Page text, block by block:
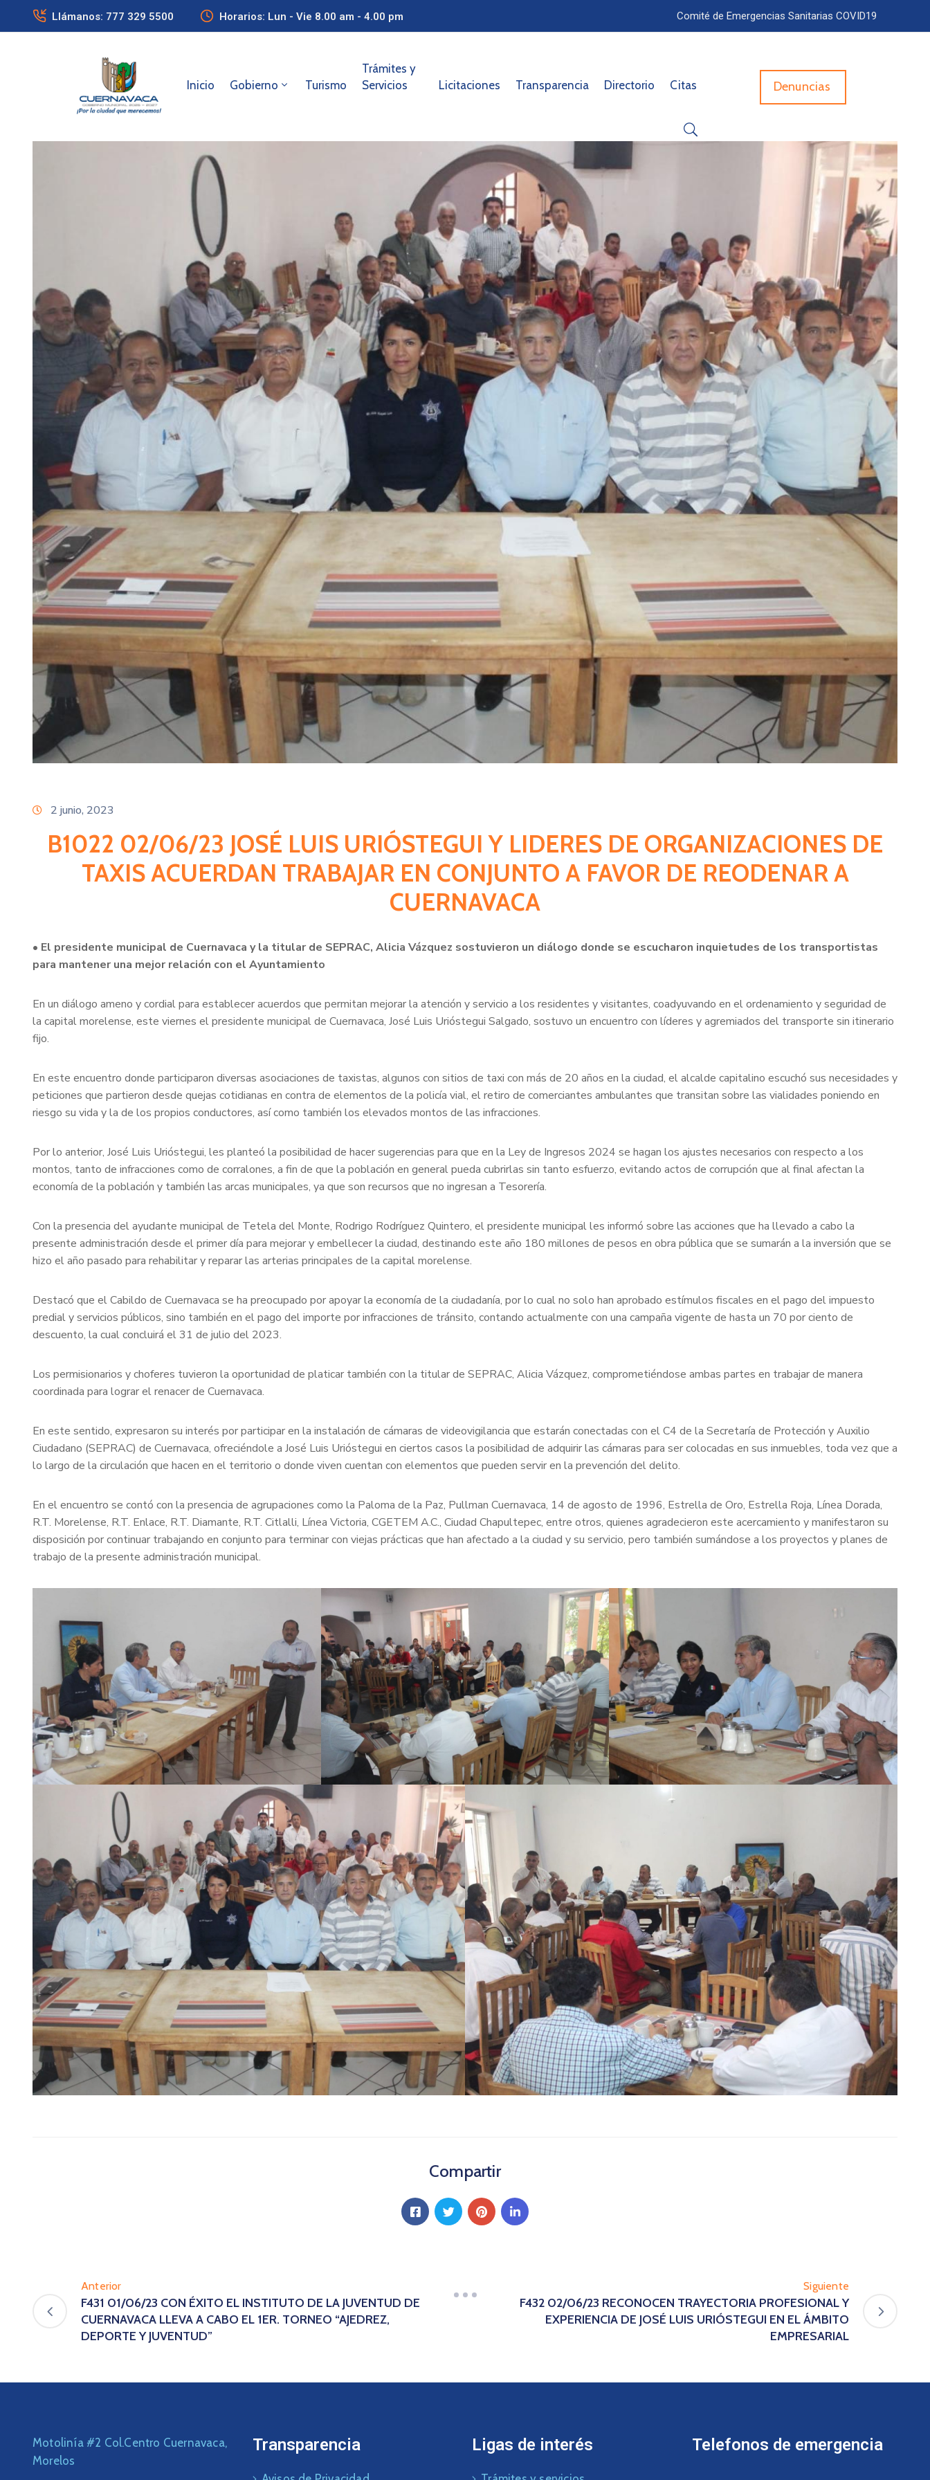
Llámanos: 777 329 5500 Horarios: Lun - Vie 8.00 am - 4.00 pm Comité de Emergencias Sanitarias COVID19
Inicio Gobierno Turismo
Trámites y
Servicios
Licitaciones Transparencia Directorio Citas Denuncias
2 junio, 2023
B1022 02/06/23 JOSÉ LUIS URIÓSTEGUI Y LIDERES DE ORGANIZACIONES DE
TAXIS ACUERDAN TRABAJAR EN CONJUNTO A FAVOR DE REODENAR A
CUERNAVACA
• El presidente municipal de Cuernavaca y la titular de SEPRAC, Alicia Vázquez sostuvieron un diálogo donde se escucharon inquietudes de los transportistas
para mantener una mejor relación con el Ayuntamiento
En un diálogo ameno y cordial para establecer acuerdos que permitan mejorar la atención y servicio a los residentes y visitantes, coadyuvando en el ordenamiento y seguridad de
la capital morelense, este viernes el presidente municipal de Cuernavaca, José Luis Urióstegui Salgado, sostuvo un encuentro con líderes y agremiados del transporte sin itinerario
fijo.
En este encuentro donde participaron diversas asociaciones de taxistas, algunos con sitios de taxi con más de 20 años en la ciudad, el alcalde capitalino escuchó sus necesidades y
peticiones que partieron desde quejas cotidianas en contra de elementos de la policía vial, el retiro de comerciantes ambulantes que transitan sobre las vialidades poniendo en
riesgo su vida y la de los propios conductores, así como también los elevados montos de las infracciones.
Por lo anterior, José Luis Urióstegui, les planteó la posibilidad de hacer sugerencias para que en la Ley de Ingresos 2024 se hagan los ajustes necesarios con respecto a los
montos, tanto de infracciones como de corralones, a fin de que la población en general pueda cubrirlas sin tanto esfuerzo, evitando actos de corrupción que al final afectan la
economía de la población y también las arcas municipales, ya que son recursos que no ingresan a Tesorería.
Con la presencia del ayudante municipal de Tetela del Monte, Rodrigo Rodríguez Quintero, el presidente municipal les informó sobre las acciones que ha llevado a cabo la
presente administración desde el primer día para mejorar y embellecer la ciudad, destinando este año 180 millones de pesos en obra pública que se sumarán a la inversión que se
hizo el año pasado para rehabilitar y reparar las arterias principales de la capital morelense.
Destacó que el Cabildo de Cuernavaca se ha preocupado por apoyar la economía de la ciudadanía, por lo cual no solo han aprobado estímulos fiscales en el pago del impuesto
predial y servicios públicos, sino también en el pago del importe por infracciones de tránsito, contando actualmente con una campaña vigente de hasta un 70 por ciento de
descuento, la cual concluirá el 31 de julio del 2023.
Los permisionarios y choferes tuvieron la oportunidad de platicar también con la titular de SEPRAC, Alicia Vázquez, comprometiéndose ambas partes en trabajar de manera
coordinada para lograr el renacer de Cuernavaca.
En este sentido, expresaron su interés por participar en la instalación de cámaras de videovigilancia que estarán conectadas con el C4 de la Secretaría de Protección y Auxilio
Ciudadano (SEPRAC) de Cuernavaca, ofreciéndole a José Luis Urióstegui en ciertos casos la posibilidad de adquirir las cámaras para ser colocadas en sus inmuebles, toda vez que a
lo largo de la circulación que hacen en el territorio o donde viven cuentan con elementos que pueden servir en la prevención del delito.
En el encuentro se contó con la presencia de agrupaciones como la Paloma de la Paz, Pullman Cuernavaca, 14 de agosto de 1996, Estrella de Oro, Estrella Roja, Línea Dorada,
R.T. Morelense, R.T. Enlace, R.T. Diamante, R.T. Citlalli, Línea Victoria, CGETEM A.C., Ciudad Chapultepec, entre otros, quienes agradecieron este acercamiento y manifestaron su
disposición por continuar trabajando en conjunto para terminar con viejas prácticas que han afectado a la ciudad y su servicio, pero también sumándose a los proyectos y planes de
trabajo de la presente administración municipal.
Compartir
Anterior
F431 01/06/23 CON ÉXITO EL INSTITUTO DE LA JUVENTUD DE
CUERNAVACA LLEVA A CABO EL 1ER. TORNEO “AJEDREZ,
DEPORTE Y JUVENTUD”
Siguiente
F432 02/06/23 RECONOCEN TRAYECTORIA PROFESIONAL Y
EXPERIENCIA DE JOSÉ LUIS URIÓSTEGUI EN EL ÁMBITO
EMPRESARIAL
Motolinía #2 Col.Centro Cuernavaca,
Morelos
Transparencia Ligas de interés Telefonos de emergencia